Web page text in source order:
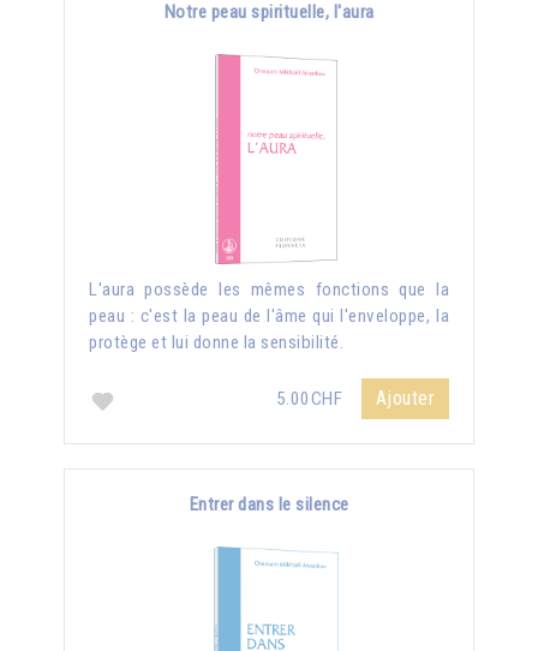
Notre peau spirituelle, l'aura
L'aura possède les mêmes fonctions que la
peau : c'est la peau de l'âme qui l'enveloppe, la
protège et lui donne la sensibilité.
5.00CHF Ajouter
Entrer dans le silence